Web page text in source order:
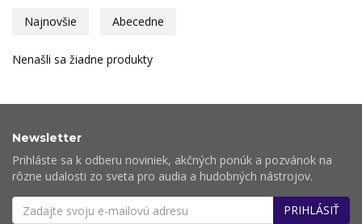
Najnovšie Abecedne
Nenašli sa žiadne produkty
Newsletter
Prihláste sa k odberu noviniek, akčných ponúk a pozvánok na
rôzne udalosti zo sveta pro audia a hudobných nástrojov.
PRIHLÁSIŤ